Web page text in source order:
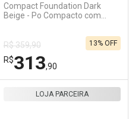
Compact Foundation Dark
Beige - Po Compacto com
R$ 359,90
R$313,90
13% OFF
LOJA PARCEIRA